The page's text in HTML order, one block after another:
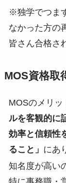
※独学でつま
なかった方の
皆さん合格さ
MOS資格取
MOSのメリッ
ルを客観的に
効率と信頼性
ること」 にあ
知名度が高い